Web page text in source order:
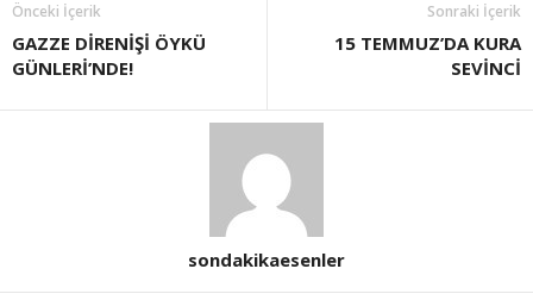
Önceki İçerik
GAZZE DİRENİŞİ ÖYKÜ
GÜNLERİ’NDE!
Sonraki İçerik
15 TEMMUZ’DA KURA
SEVİNCİ
sondakikaesenler